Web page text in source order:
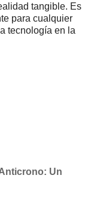
tangible. Es
para cualquier
tecnología en la
Un